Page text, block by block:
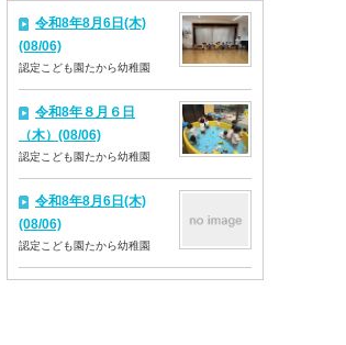
令和8年8月6日(木)
(08/06)
認定こども園たから幼稚園
令和8年８月６日
（木）(08/06)
認定こども園たから幼稚園
令和8年8月6日(木)
(08/06)
認定こども園たから幼稚園